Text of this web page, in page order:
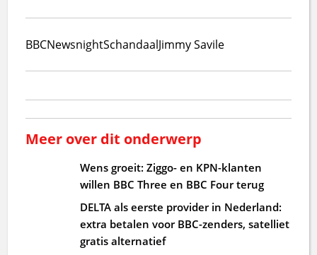
BBCNewsnightSchandaalJimmy Savile
Meer over dit onderwerp
Wens groeit: Ziggo- en KPN-klanten
willen BBC Three en BBC Four terug
DELTA als eerste provider in Nederland:
extra betalen voor BBC-zenders, satelliet
gratis alternatief